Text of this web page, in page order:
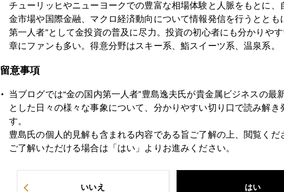
2021年09月14日 日本株主導要因、政変から感染減へ、流れ繋ぐ
2021年09月09日
2021年09月09日 ３連休明けＮＹ市場、日本株政変ラリーを試す
チューリッヒやニューヨークでの豊富な相場体験と人脈をもとに、
金市場や国際金融、マクロ経済動向について情報発信を行うととも
第一人者”として金投資の普及に尽力。投資の初心者にも分かりや
章にファンも多い。得意分野はスキー系、鮨スイーツ系、温泉系。
留意事項
当ブログでは“金の国内第一人者”豊島逸夫氏が貴金属ビジネスの最
とした日々の様々な事象について、分かりやすい切り口で読み解き
す。
豊島氏の個人的見解も含まれる内容である旨ご了解の上、閲覧くだ
ご了解いただける場合は「はい」よりお進みください。
いいえ はい